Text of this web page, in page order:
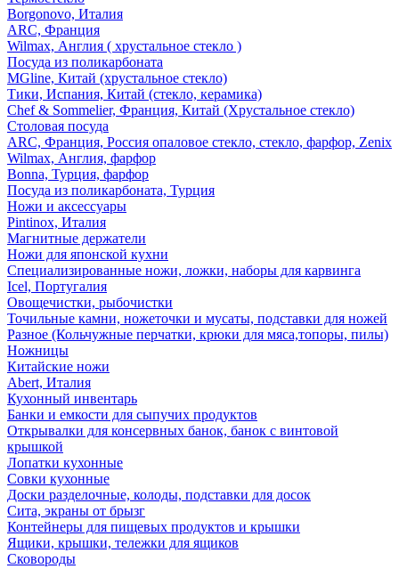
Borgonovo, Италия
ARC, Франция
Wilmax, Англия ( хрустальное стекло )
Посуда из поликарбоната
MGline, Китай (хрустальное стекло)
Тики, Испания, Китай (стекло, керамика)
Chef & Sommelier, Франция, Китай (Хрустальное стекло)
Столовая посуда
ARC, Франция, Россия опаловое стекло, стекло, фарфор, Zenix
Wilmax, Англия, фарфор
Bonna, Турция, фарфор
Посуда из поликарбоната, Турция
Ножи и аксессуары
Pintinox, Италия
Магнитные держатели
Ножи для японской кухни
Специализированные ножи, ложки, наборы для карвинга
Icel, Португалия
Овощечистки, рыбочистки
Точильные камни, ножеточки и мусаты, подставки для ножей
Разное (Кольчужные перчатки, крюки для мяса,топоры, пилы)
Ножницы
Китайские ножи
Abert, Италия
Кухонный инвентарь
Банки и емкости для сыпучих продуктов
Открывалки для консервных банок, банок с винтовой
крышкой
Лопатки кухонные
Совки кухонные
Доски разделочные, колоды, подставки для досок
Сита, экраны от брызг
Контейнеры для пищевых продуктов и крышки
Ящики, крышки, тележки для ящиков
Сковороды